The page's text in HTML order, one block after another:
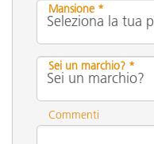
Mansione *
Sei un marchio? *
Commenti